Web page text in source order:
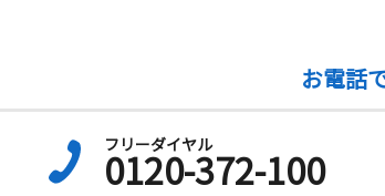
お電話
フリーダイヤル
0120-372-100